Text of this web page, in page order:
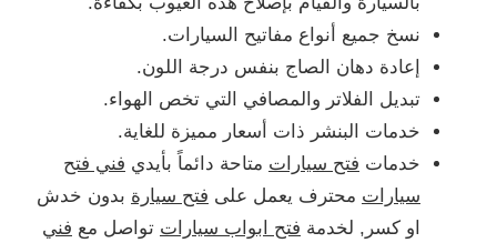
نسخ جميع أنواع مفاتيح السيارات.
إعادة دهان الصاج بنفس درجة اللون.
تبديل الفلاتر والمصافي التي تخص الهواء.
خدمات البنشر ذات أسعار مميزة للغاية.
خدمات فتح سيارات متاحة دائماً بأيدي فني فتح
سيارات محترف يعمل على فتح سيارة بدون خدش
او كسر, لخدمة فتح ابواب سيارات تواصل مع فني